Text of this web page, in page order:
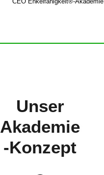
Unser
Akademie
-Konzept